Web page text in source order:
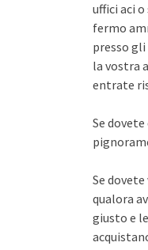
uffici aci
fermo
presso
la vostra
entrate
Se
Se
qualora
giusto e